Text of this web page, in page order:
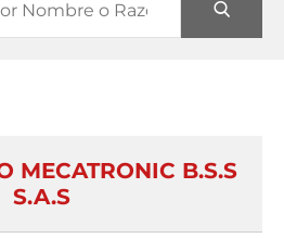
MECATRONIC B.S.S
S.A.S